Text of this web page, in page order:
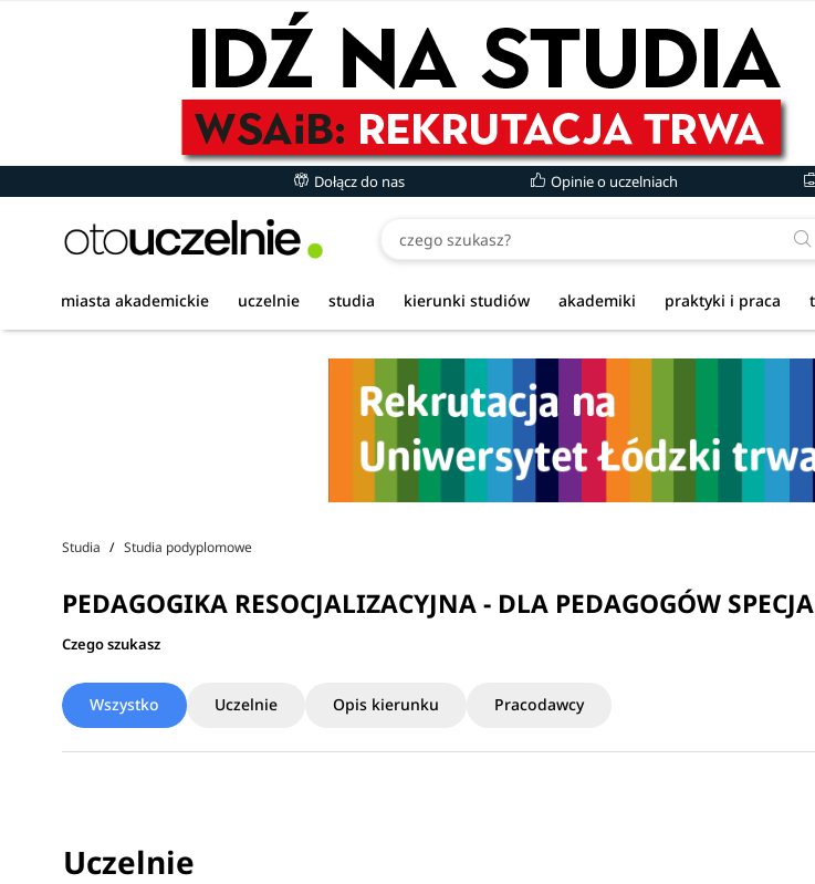
Dołącz do nas Opinie o uczelniach
miasta akademickie uczelnie studia kierunki studiów akademiki praktyki i praca
Studia Studia podyplomowe
PEDAGOGIKA RESOCJALIZACYJNA - DLA PEDAGOGÓW
Czego szukasz
Wszystko Uczelnie Opis kierunku Pracodawcy
Uczelnie